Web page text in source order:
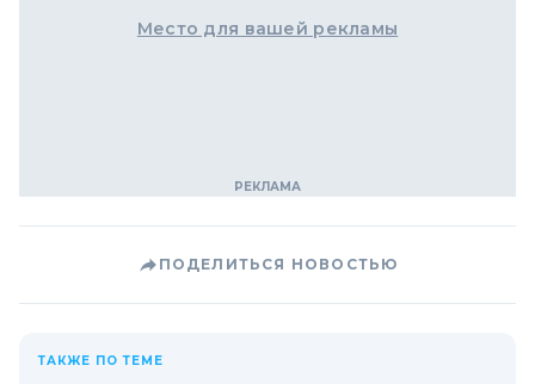
Место для вашей рекламы
ПОДЕЛИТЬСЯ НОВОСТЬЮ
ТАКЖЕ ПО ТЕМЕ